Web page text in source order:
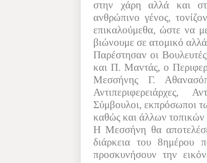
στην χάρη αλλά και
ανθρώπινο γένος,
επικαλούμεθα, ώστε να
βιώνουμε σε ατομικό
Παρέστησαν οι
και Π. Μαντάς, ο
Μεσσήνης Γ.
Αντιπεριφερειάρχες,
Σύμβουλοι, εκπρόσωποι
καθώς και άλλων
Η Μεσσήνη θα
διάρκεια του 8ημέρου
προσκυνήσουν την